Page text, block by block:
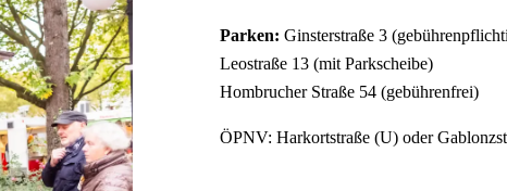
Parken: Ginsterstraße 3
Leostraße 13 (mit Parkscheibe)
Hombrucher Straße 54 (gebührenfrei)
ÖPNV: Harkortstraße (U) oder